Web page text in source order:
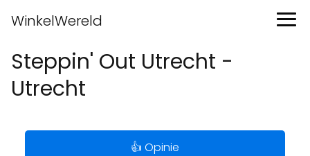
WinkelWereld
Steppin' Out Utrecht -
Utrecht
👍 Opinie